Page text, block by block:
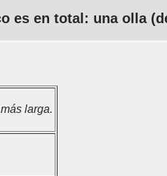
es en total: una olla
larga.